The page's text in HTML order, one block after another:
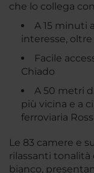
che lo collega
A 15 minuti
interesse,
Facile
Chiado
A 50 metri
più vicina e a
ferroviaria
Le 83 camere e
rilassanti tonalità
bianco,